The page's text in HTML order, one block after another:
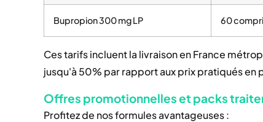
Bupropion 300 mg LP 60
Ces tarifs incluent la livraison en France
jusqu'à 50% par rapport aux prix pratiqués en
Offres promotionnelles et packs
Profitez de nos formules avantageuses :